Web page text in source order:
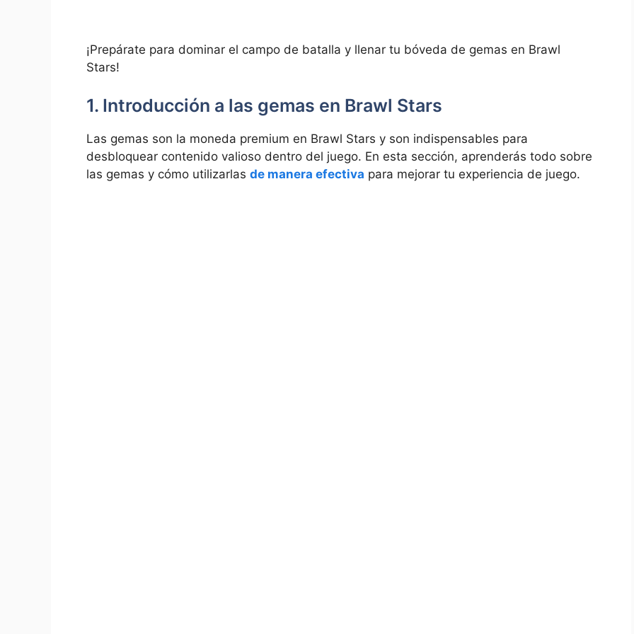
¡Prepárate para dominar el campo de batalla y llenar tu bóveda de gemas en Brawl
Stars!
1. Introducción a las gemas en Brawl Stars
Las gemas son la moneda premium en Brawl Stars y son indispensables para
desbloquear contenido valioso dentro del juego. En esta sección, aprenderás todo sobre
las gemas y cómo utilizarlas de manera efectiva para mejorar tu experiencia de juego.